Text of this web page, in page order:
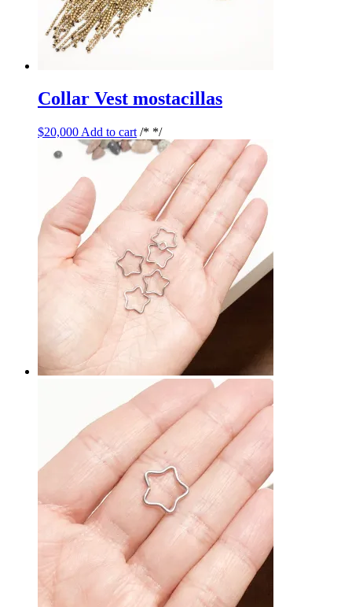
Collar Vest mostacillas
$20,000 Add to cart /* */